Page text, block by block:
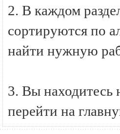
2. В каждом
сортируются по
найти нужную
3. Вы находитесь
перейти на